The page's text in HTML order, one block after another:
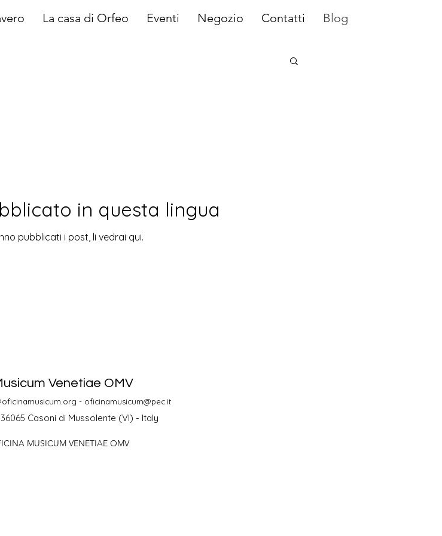
La casa di Orfeo Eventi Negozio Contatti Blog
in questa lingua
pubblicati i post, li vedrai qui.
Venetiae OMV
- oficinamusicum@pec.it
Casoni di Mussolente (VI) - Italy
MUSICUM VENETIAE OMV